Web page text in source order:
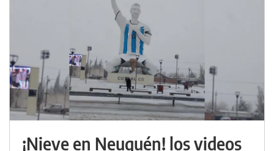
¡Nieve en Neuquén! los videos